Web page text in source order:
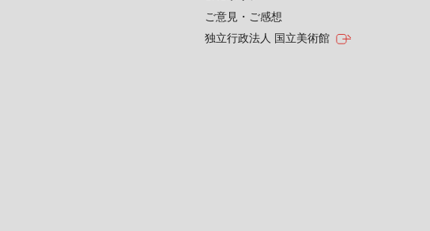
ご意見・ご感想
独立行政法人 国立美術館